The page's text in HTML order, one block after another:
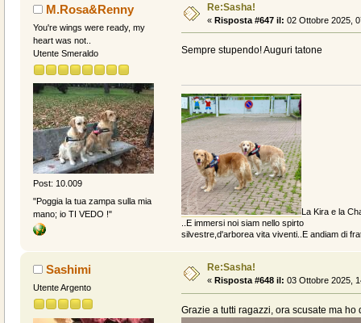
M.Rosa&Renny
You're wings were ready, my
heart was not..
Utente Smeraldo
Post: 10.009
"Poggia la tua zampa sulla mia
mano; io TI VEDO !"
Re:Sasha!
« Risposta #647 il: 02 Ottobre 2025,
Sempre stupendo! Auguri tatone
La Kira e la
..E immersi noi siam nello spirto
silvestre,d'arborea vita viventi..E andiam di
Sashimi
Utente Argento
Re:Sasha!
« Risposta #648 il: 03 Ottobre 2025,
Grazie a tutti ragazzi, ora scusate ma